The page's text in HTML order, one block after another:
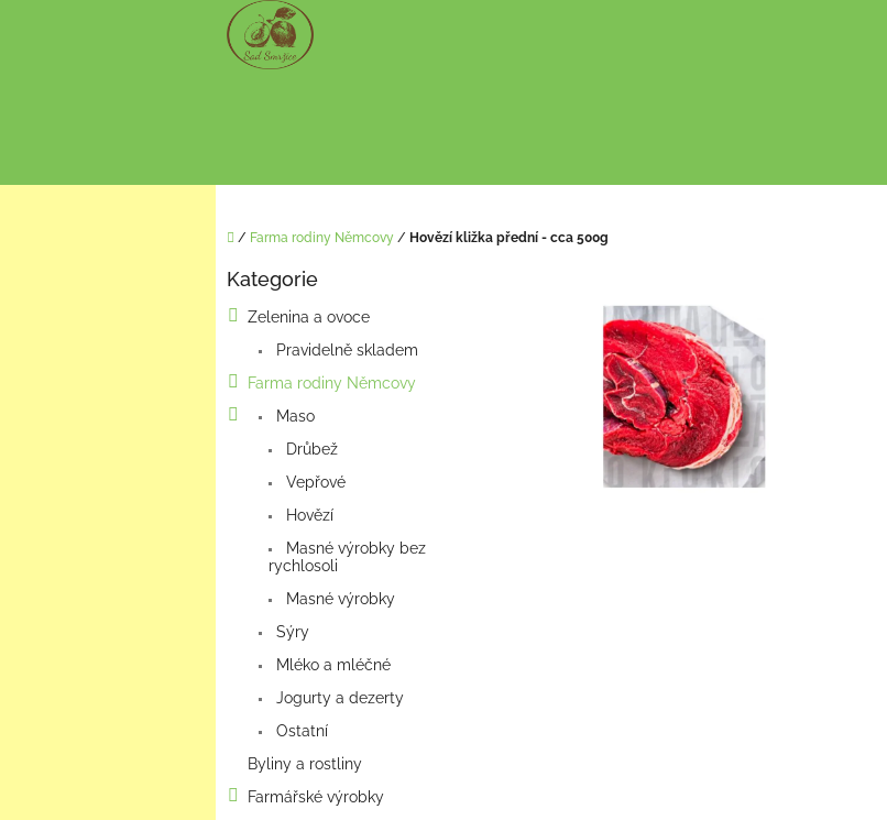
Domů
/ Farma rodiny Němcovy / Hovězí kližka přední - cca 500g
Přeskočit
Kategorie
Zelenina a ovoce
Pravidelně skladem
Farma rodiny Němcovy
Maso
Drůbež
Vepřové
Hovězí
Masné výrobky bez
rychlosoli
Masné výrobky
Sýry
Mléko a mléčné
Jogurty a dezerty
Ostatní
Byliny a rostliny
Farmářské výrobky